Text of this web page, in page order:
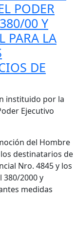
PODER
00 Y
PARA LA
DE
instituido por la
Ejecutivo
del Hombre
destinatarios de
Nro. 4845 y los
380/2000 y
medidas